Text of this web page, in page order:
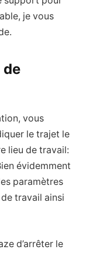
je vous
de
vous
le trajet le
lieu de travail:
évidemment
paramètres
travail ainsi
d’arrêter le